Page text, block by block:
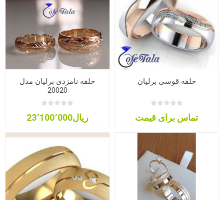
حلقه قوسی برلیان
تماس برای قیمت
حلقه نامزدی برلیان مدل
20020
ریال23٬100٬000